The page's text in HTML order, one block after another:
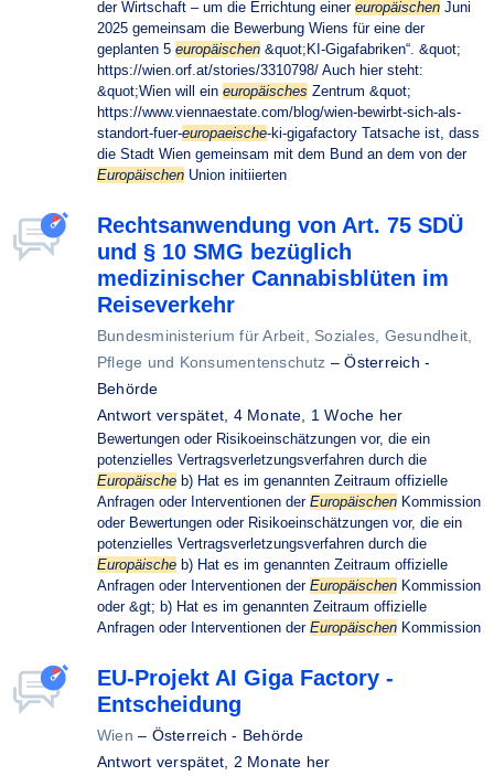
der Wirtschaft – um die Errichtung einer europäischen Juni
2025 gemeinsam die Bewerbung Wiens für eine der
geplanten 5 europäischen &quot;KI-Gigafabriken“. &quot;
https://wien.orf.at/stories/3310798/ Auch hier steht:
&quot;Wien will ein europäisches Zentrum &quot;
https://www.viennaestate.com/blog/wien-bewirbt-sich-als-
standort-fuer-europaeische-ki-gigafactory Tatsache ist, dass
die Stadt Wien gemeinsam mit dem Bund an dem von der
Europäischen Union initiierten
Rechtsanwendung von Art. 75 SDÜ
und § 10 SMG bezüglich
medizinischer Cannabisblüten im
Reiseverkehr
Bundesministerium für Arbeit, Soziales, Gesundheit,
Pflege und Konsumentenschutz –Österreich -
Behörde
Antwort verspätet, 4 Monate, 1 Woche her
Bewertungen oder Risikoeinschätzungen vor, die ein
potenzielles Vertragsverletzungsverfahren durch die
Europäische b) Hat es im genannten Zeitraum offizielle
Anfragen oder Interventionen der Europäischen Kommission
oder Bewertungen oder Risikoeinschätzungen vor, die ein
potenzielles Vertragsverletzungsverfahren durch die
Europäische b) Hat es im genannten Zeitraum offizielle
Anfragen oder Interventionen der Europäischen Kommission
oder &gt; b) Hat es im genannten Zeitraum offizielle
Anfragen oder Interventionen der Europäischen Kommission
EU-Projekt AI Giga Factory -
Entscheidung
Wien – Österreich - Behörde
Antwort verspätet, 2 Monate her